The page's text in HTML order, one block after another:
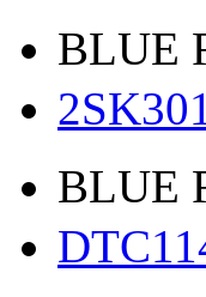
BLUE
BLUE